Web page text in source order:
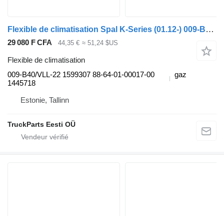
Flexible de climatisation Spal K-Series (01.12-) 009-B40/VLL-22 pour Scania K,N,F-series bus (2006-)
29 080 F CFA 44,35 € ≈ 51,24 $US
Flexible de climatisation
009-B40/VLL-22 1599307 88-64-01-00017-00
1445718
gaz
Estonie, Tallinn
TruckParts Eesti OÜ